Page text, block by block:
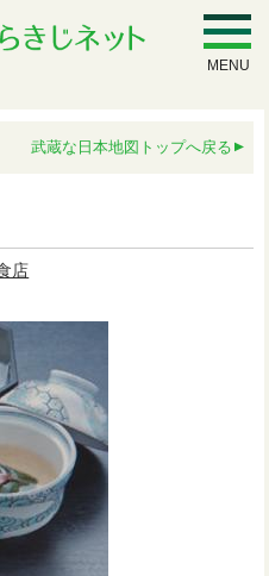
MENU
武蔵な日本地図トップへ戻る
店